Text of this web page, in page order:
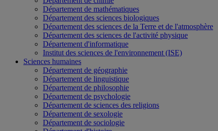
Département de mathématiques
Département des sciences biologiques
Département des sciences de la Terre et de l'atmosphère
Département des sciences de l'activité physique
Département d'informatique
Institut des sciences de l'environnement (ISE)
Sciences humaines
Département de géographie
Département de linguistique
Département de philosophie
Département de psychologie
Département de sciences des religions
Département de sexologie
Département de sociologie